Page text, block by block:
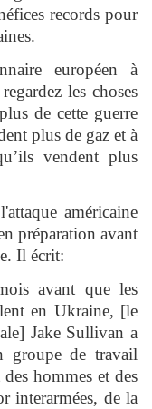
records pour
européen à
les choses
de cette guerre
plus de gaz et à
vendent plus
américaine
préparation avant
Il écrit:
avant que les
en Ukraine, [le
Jake Sullivan a
groupe de travail
hommes et des
interarmées, de la